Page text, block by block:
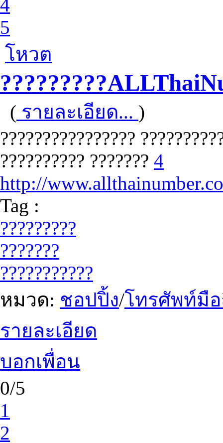
4
5
โหวต
( รายละเอียด... )
????????????????
?????????? ??????? 4
http://
Tag :
?????????
???????
???????????
หมวด: ชอปปิ้ง/โทรศัพท์มื
รายละเอียด
บอกเพื่อน
0/5
1
2